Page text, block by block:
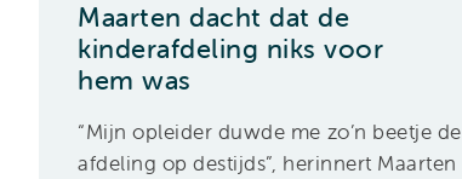
Maarten dacht dat de
kinderafdeling niks voor
hem was
“Mijn opleider duwde me zo’n beetje de
afdeling op destijds”, herinnert Maarten